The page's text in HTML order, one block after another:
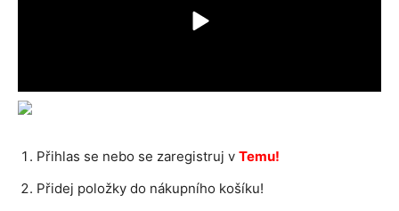
Přihlas se nebo se zaregistruj v Temu!
Přidej položky do nákupního košíku!